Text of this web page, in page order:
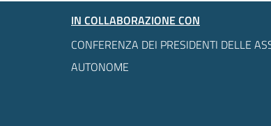
IN COLLABORAZIONE CON
CONFERENZA DEI PRESIDENTI DELLE
AUTONOME